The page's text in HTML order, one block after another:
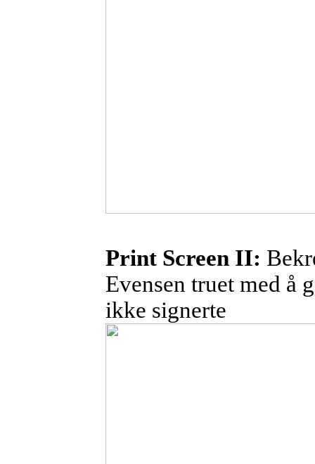
PrintScreen II:
Evensen truet med å
ikke signerte